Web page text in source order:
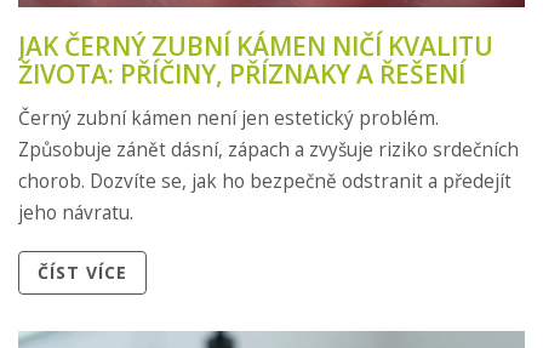
JAK ČERNÝ ZUBNÍ KÁMEN NIČÍ KVALITU
ŽIVOTA: PŘÍČINY, PŘÍZNAKY A ŘEŠENÍ
Černý zubní kámen není jen estetický problém.
Způsobuje zánět dásní, zápach a zvyšuje riziko srdečních
chorob. Dozvíte se, jak ho bezpečně odstranit a předejít
jeho návratu.
ČÍST VÍCE